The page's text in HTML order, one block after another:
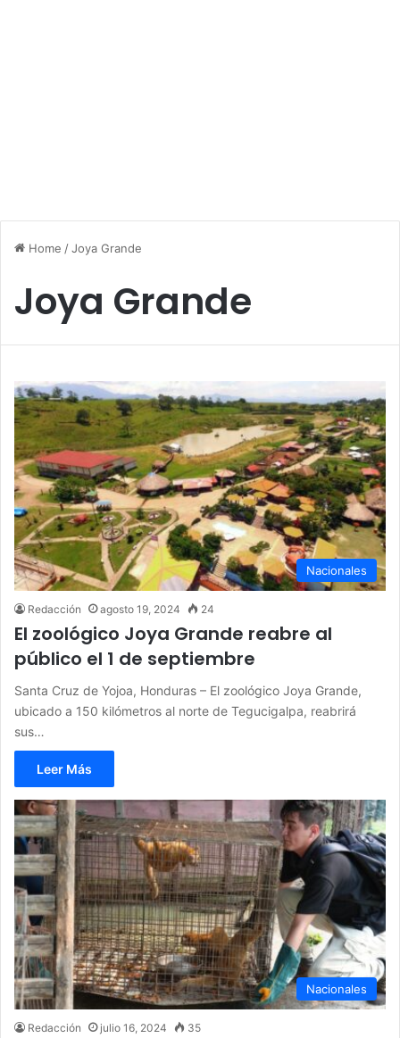
Home /Joya Grande
Joya Grande
Nacionales
Redacción agosto 19, 2024 24
El zoológico Joya Grande reabre al
público el 1 de septiembre
Santa Cruz de Yojoa, Honduras – El zoológico Joya Grande,
ubicado a 150 kilómetros al norte de Tegucigalpa, reabrirá
sus…
Leer Más
Nacionales
Redacción julio 16, 2024 35